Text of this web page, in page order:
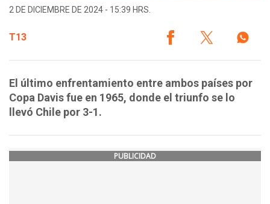
2 DE DICIEMBRE DE 2024 - 15:39 HRS.
T13
El último enfrentamiento entre ambos países por
Copa Davis fue en 1965, donde el triunfo se lo
llevó Chile por 3-1.
PUBLICIDAD